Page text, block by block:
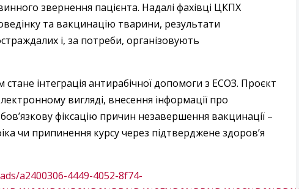
звернення пацієнта. Надалі фахівці ЦКПХ
та вакцинацію тварини, результати
і, за потреби, організовують
інтеграція антирабічної допомоги з ЕСОЗ. Проєкт
вигляді, внесення інформації про
фіксацію причин незавершення вакцинації –
чи припинення курсу через підтверджене здоров’я
a2400306-4449-4052-8f74-